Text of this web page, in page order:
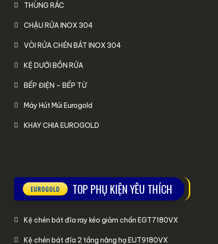
THÙNG RÁC
CHẬU RỬA INOX 304
VÒI RỬA CHÉN BÁT INOX 304
KỆ DƯỚI BỒN RỬA
BẾP ĐIỆN – BẾP TỪ
Máy Hút Múi Eurogold
KHAY CHIA EUROGOLD
TOP PHỤ KIỆN YÊU THÍCH
Kệ chén bát đĩa ray kéo giảm chấn EGT7180VX
Kệ chén bát đĩa 2 tầng nâng hạ EUT9180VX